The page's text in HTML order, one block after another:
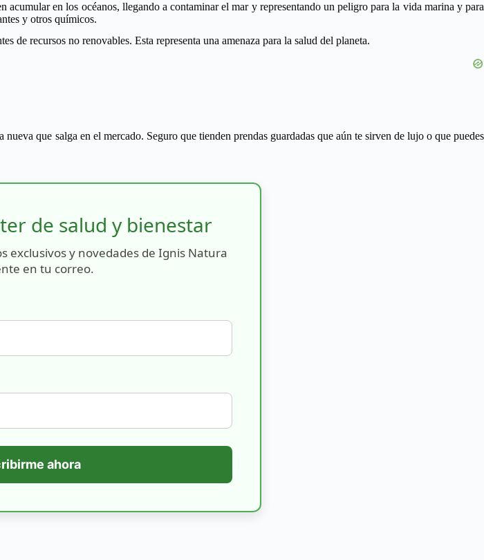
en los océanos, llegando a contaminar el mar y representando un peligro para la vida marina y para
y otros químicos.
de recursos no renovables. Esta representa una amenaza para la salud del planeta.
que salga en el mercado. Seguro que tienden prendas guardadas que aún te sirven de lujo o que puedes
de salud y bienestar
exclusivos y novedades de Ignis Natura
en tu correo.
ahora